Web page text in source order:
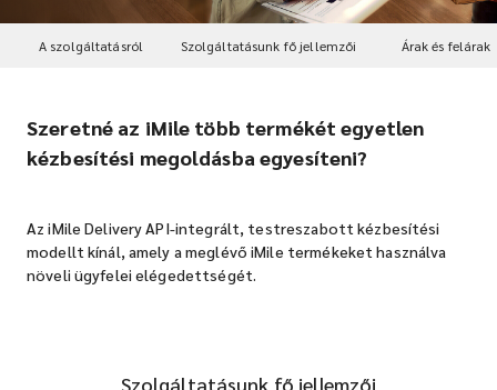
A szolgáltatásról Szolgáltatásunk fő jellemzői Árak és felárak
Szeretné az iMile több termékét egyetlen
kézbesítési megoldásba egyesíteni?
Az iMile Delivery API-integrált, testreszabott kézbesítési
modellt kínál, amely a meglévő iMile termékeket használva
növeli ügyfelei elégedettségét.
Szolgáltatásunk fő jellemzői
iMile Chat